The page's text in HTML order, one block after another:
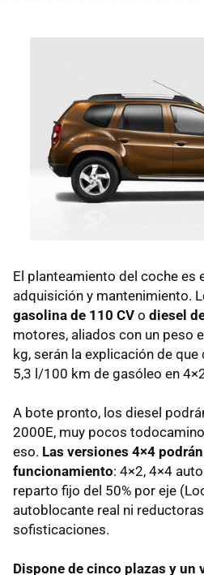
El planteamiento del coche es
adquisición y mantenimiento.
gasolina de 110 CV o diesel
motores, aliados con un peso
kg, serán la explicación de
5,3 l/100 km de gasóleo en
A bote pronto, los diesel
2000E, muy pocos
eso. Las versiones 4×4
funcionamiento: 4×2, 4×4
reparto fijo del 50% por eje
autoblocante real ni
sofisticaciones.
Dispone de cinco plazas y un